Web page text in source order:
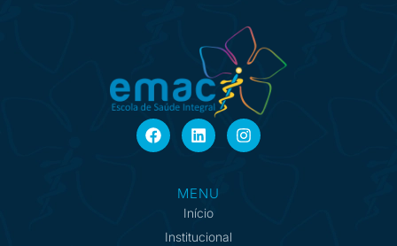
MENU
Início
Institucional